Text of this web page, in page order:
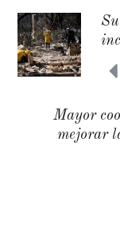
Mayor
mejorar